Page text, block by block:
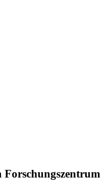
Forschungszentrum